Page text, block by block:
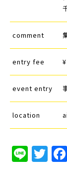
comment
entry fee
event entry
location
Line